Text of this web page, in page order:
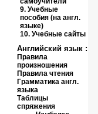
9. Учебные
пособия (на англ.
языке)
10. Учебные сайты
Английский язык :
Правила
произношения
Правила чтения
Грамматика англ.
языка
Таблицы
спряжения